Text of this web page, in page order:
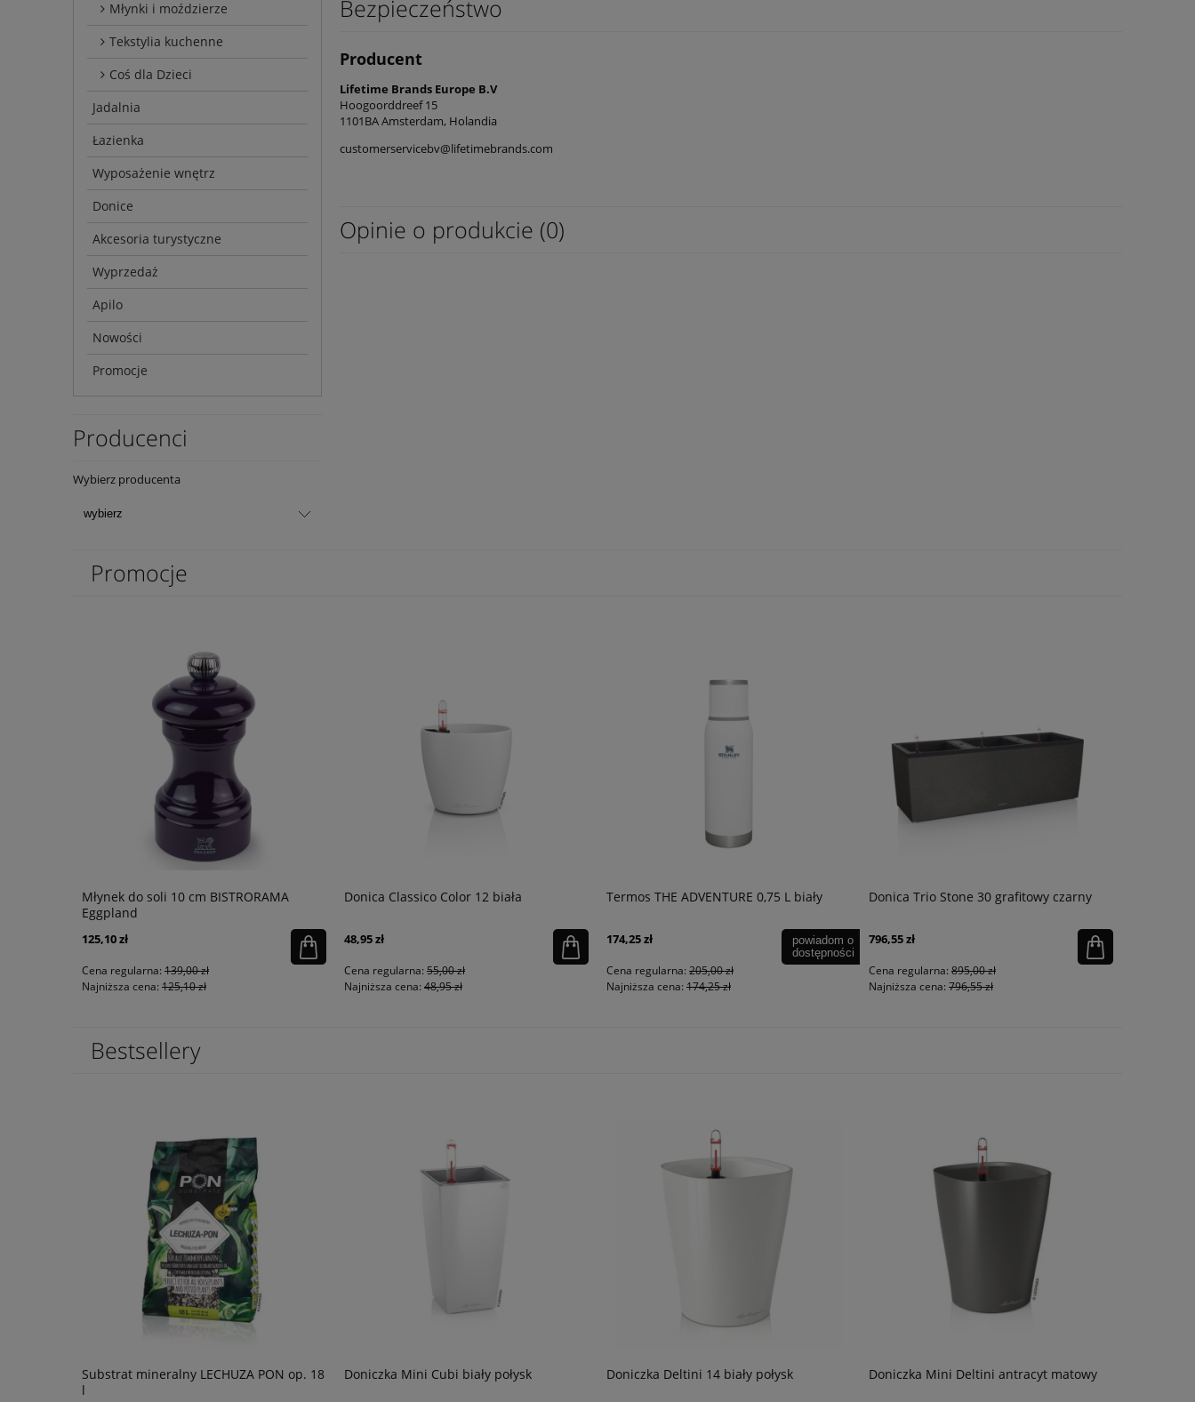
Młynki i moździerze
Tekstylia kuchenne
Coś dla Dzieci
Jadalnia
Łazienka
Wyposażenie wnętrz
Donice
Akcesoria turystyczne
Wyprzedaż
Apilo
Nowości
Promocje
Producenci
Wybierz producenta
Bezpieczeństwo
Producent
Lifetime Brands Europe B.V
Hoogoorddreef 15
1101BA Amsterdam, Holandia
customerservicebv@lifetimebrands.com
Opinie o produkcie (0)
Promocje
Młynek do soli 10 cm BISTRORAMA
Eggpland
125,10 zł
Cena regularna: 139,00 zł
Najniższa cena: 125,10 zł
Donica Classico Color 12 biała
48,95 zł
Cena regularna: 55,00 zł
Najniższa cena: 48,95 zł
Termos THE ADVENTURE 0,75 L biały
174,25 zł
Cena regularna: 205,00 zł
Najniższa cena: 174,25 zł
powiadom o
dostępności
Donica Trio Stone 30 grafitowy czarny
796,55 zł
Cena regularna: 895,00 zł
Najniższa cena: 796,55 zł
Bestsellery
Substrat mineralny LECHUZA PON op. 18
l
Doniczka Mini Cubi biały połysk Doniczka Deltini 14 biały połysk Doniczka Mini Deltini antracyt matowy